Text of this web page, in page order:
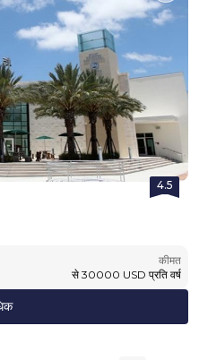
4.5
कीमत
से 30000 USD प्रति वर्ष